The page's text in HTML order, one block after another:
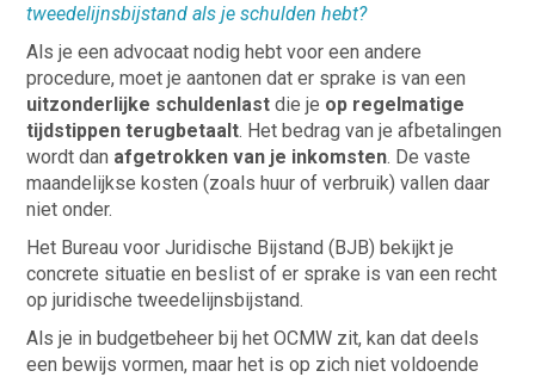
tweedelijnsbijstand als je schulden hebt?
Als je een advocaat nodig hebt voor een andere
procedure, moet je aantonen dat er sprake is van een
uitzonderlijke schuldenlast die je op regelmatige
tijdstippen terugbetaalt. Het bedrag van je afbetalingen
wordt dan afgetrokken van je inkomsten. De vaste
maandelijkse kosten (zoals huur of verbruik) vallen daar
niet onder.
Het Bureau voor Juridische Bijstand (BJB) bekijkt je
concrete situatie en beslist of er sprake is van een recht
op juridische tweedelijnsbijstand.
Als je in budgetbeheer bij het OCMW zit, kan dat deels
een bewijs vormen, maar het is op zich niet voldoende